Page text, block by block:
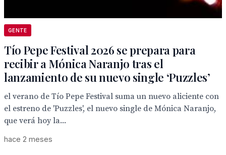
GENTE
Tío Pepe Festival 2026 se prepara para
recibir a Mónica Naranjo tras el
lanzamiento de su nuevo single ‘Puzzles’
el verano de Tío Pepe Festival suma un nuevo aliciente con
el estreno de 'Puzzles', el nuevo single de Mónica Naranjo,
que verá hoy la...
hace 2 meses